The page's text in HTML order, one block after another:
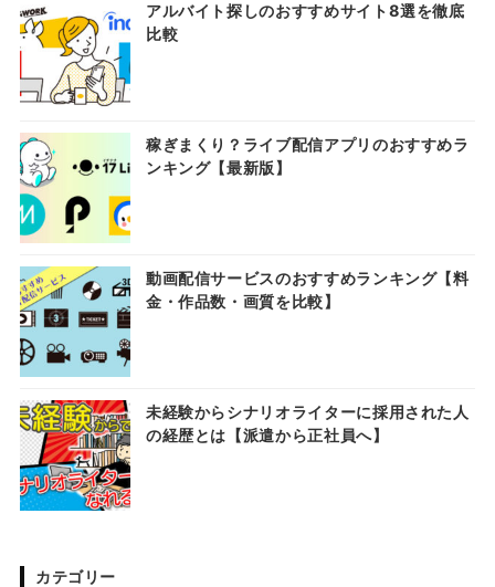
アルバイト探しのおすすめサイト8選を徹底
比較
稼ぎまくり？ライブ配信アプリのおすすめラ
ンキング【最新版】
動画配信サービスのおすすめランキング【料
金・作品数・画質を比較】
未経験からシナリオライターに採用された人
の経歴とは【派遣から正社員へ】
カテゴリー